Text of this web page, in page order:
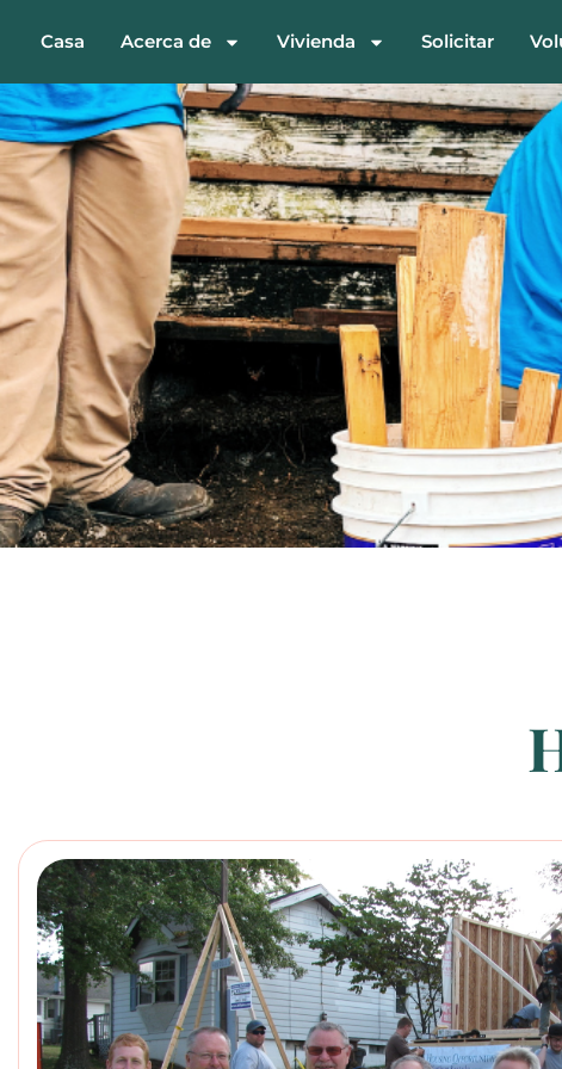
Casa Acerca de Vivienda Solicitar
Socio